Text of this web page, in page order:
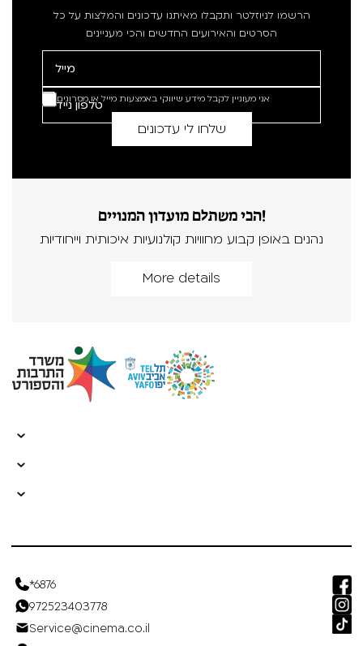
הרשמו לניוזלטר ותקבלו מאיתנו עדכונים והמלצות על כל
הסרטים והאירועים החדשים והכי מעניינים
אני מעוניין לקבל מידע שיווקי באמצעות מייל או מסרונים
הכי משתלם מועדון המנויים!
נהנים באופן קבוע מחוויות קולנועיות איכותית וייחודיות
More details
*6876
972523403778
Service@cinema.co.il